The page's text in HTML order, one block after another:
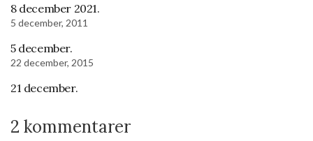
8 december 2021.
5 december, 2011
5 december.
22 december, 2015
21 december.
2 kommentarer